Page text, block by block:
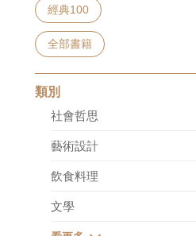
經典100
全部書籍
類別
社會哲思
藝術設計
飲食料理
文學